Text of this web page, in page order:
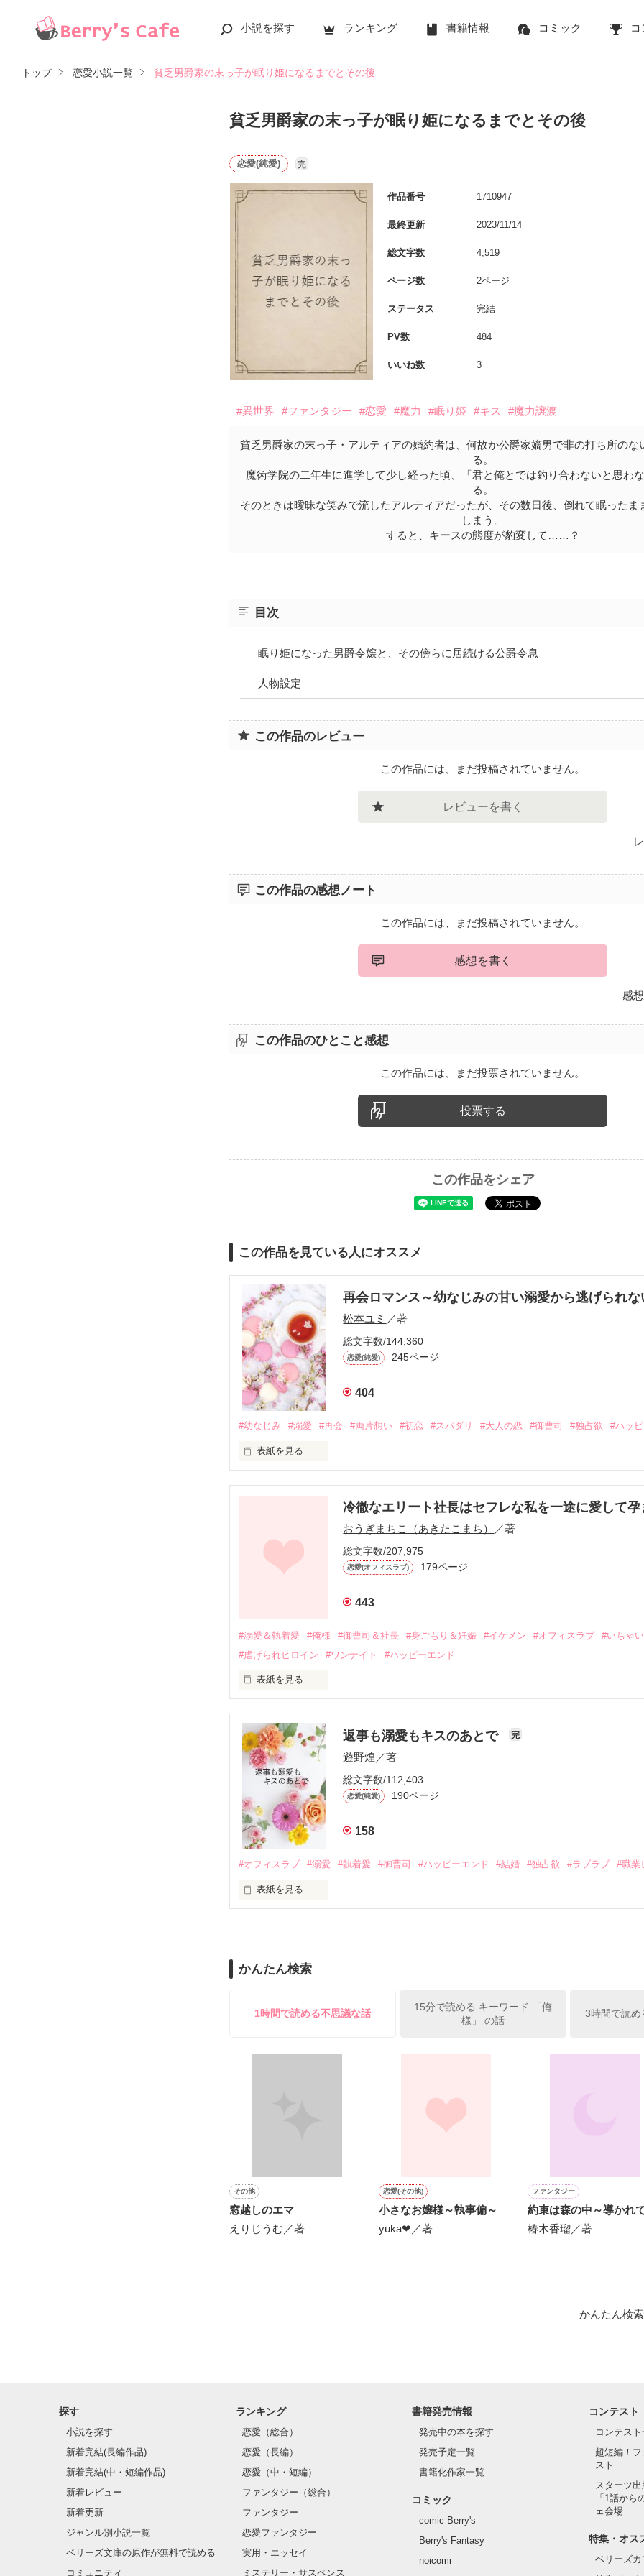
小説を探す ランキング 書籍情報 コミック コ
トップ 恋愛小説一覧 貧乏男爵家の末っ子が眠り姫になるまでとその後
貧乏男爵家の末っ子が眠り姫になるまでとその後
恋愛(純愛) 完
作品番号 1710947
最終更新 2023/11/14
総文字数 4,519
ページ数 2ページ
ステータス 完結
PV数 484
いいね数 3
#異世界 #ファンタジー #恋愛 #魔力 #眠り姫 #キス #魔力譲渡
貧乏男爵家の末っ子・アルティアの婚約者は、何故か公爵家嫡男で非の打ち所のな
る。
魔術学院の二年生に進学して少し経った頃、「君と俺とでは釣り合わないと思わ
る。
そのときは曖昧な笑みで流したアルティアだったが、その数日後、倒れて眠ったま
しまう。
すると、キースの態度が豹変して……？
目次
眠り姫になった男爵令嬢と、その傍らに居続ける公爵令息
人物設定
この作品のレビュー
この作品には、まだ投稿されていません。
レビューを書く
この作品の感想ノート
この作品には、まだ投稿されていません。
感想を書く
感
この作品のひとこと感想
この作品には、まだ投票されていません。
投票する
この作品をシェア
この作品を見ている人にオススメ
再会ロマンス～幼なじみの甘い溺愛から逃げられな
松本ユミ ／著
総文字数/144,360
恋愛(純愛) 245ページ
404
#幼なじみ #溺愛 #再会 #両片想い #初恋 #スパダリ #大人の恋 #御曹司 #独占欲 #ハッ
表紙を見る
しかし、ある出来事をきっかけに二人の関係は壊れてしまう。
関係修復もできないまま、美桜は両親の離婚によって
引っ越すことになり、哲平とも離れ離れになった。
そして、ひょんなことから
酔った勢いで一夜を共にしてしまった。
さらに、美桜が初めてだと知った哲平は
『責任をとる、結婚しよう』と真っ直ぐに告げてきた。
甘やかしてくる。
そんなある日、哲平は美桜がストーカー被害に
遭っていることを知る。
美桜を守るため、哲平は同居を提案してきて――。
夏木美桜(なつきみお)
✕
鳴海哲平 (なるみてっぺい)
止まっていたはずの二人の時間が、再び動き出す。
冷徹なエリート社長はセフレな私を一途に愛して孕
おうぎまちこ（あきたこまち） ／著
総文字数/207,975
恋愛(オフィスラブ) 179ページ
443
#溺愛＆執着愛 #俺様 #御曹司＆社長 #身ごもり＆妊娠 #イケメン #オフィスラブ
#いちゃ
#虐げられヒロイン
#ワンナイト #ハッピーエンド
表紙を見る
ろ、日本人美青年と出会い、酒の勢いもあり一夜限りの関係となる。
帰国後、美桜は新しい職場でワンナイトした美青年と再会。なんと彼の正体は、とあ
も関わらず、一族を離れて起業した新進気鋭の実業家、社内でも冷徹だと評判な社長
人だったのだ――！
なぜか恭司から飼い猫の世話係を命じられた美桜は、猫の世話を口実にしばしば呼び
返事も溺愛もキスのあとで 完
遊野煌／著
総文字数/112,403
恋愛(純愛) 190ページ
158
#オフィスラブ #溺愛 #執着愛 #御曹司 #ハッピーエンド #結婚 #独占欲 #ラブラブ #職業
表紙を見る
雪瀬鷹哉（29）が『──俺と結婚してくれないか』といきなりプロポーズをしてきた上
鷹哉『宜しくな、俺の雛子』🦅
シゴデキで冷徹な上司が見せる素顔は、なぜか想像以上に甘くて……🐥💓🦅
※執筆期間2026.6.3〜7.20完結です。
※他サイトさんにて恋愛トレンド1位でした〜良かったら読んで頂けると嬉しいです。
かんたん検索
1時間で読める不思議な話
15分で読める キーワード 「俺
様」 の話
3時間で読め
その他
窓越しのエマ
えりじうむ／著
恋愛(その他)
小さなお嬢様～執事偏～
yuka❤／著
ファンタジー
約束は森の中～導かれ
椿木香瑠／著
かんたん検
探す
小説を探す
新着完結(長編作品)
新着完結(中・短編作品)
新着レビュー
新着更新
ジャンル別小説一覧
ベリーズ文庫の原作が無料で読める
コミュニティ
ランキング
恋愛（総合）
恋愛（長編）
恋愛（中・短編）
ファンタジー（総合）
ファンタジー
恋愛ファンタジー
実用・エッセイ
ミステリー・サスペンス
書籍発売情報
発売中の本を探す
発売予定一覧
書籍化作家一覧
コミック
comic Berry's
Berry's Fantasy
noicomi
コンテスト
コンテスト
超短編！
スト
スターツ
「1話から
ェ会場
特集・オス
ベリーズ